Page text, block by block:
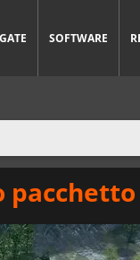
SOFTWARE